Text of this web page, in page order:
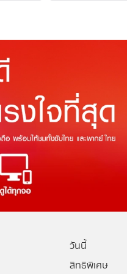
วันนี้
สิทธิพิเศษ